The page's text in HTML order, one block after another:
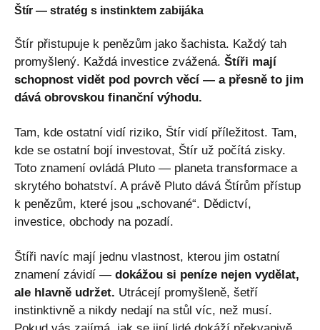
Štír — stratég s instinktem zabijáka
Štír přistupuje k penězům jako šachista. Každý tah
promyšlený. Každá investice zvážená. Štíři mají
schopnost vidět pod povrch věcí — a přesně to jim
dává obrovskou finanční výhodu.
Tam, kde ostatní vidí riziko, Štír vidí příležitost. Tam,
kde se ostatní bojí investovat, Štír už počítá zisky.
Toto znamení ovládá Pluto — planeta transformace a
skrytého bohatství. A právě Pluto dává Štírům přístup
k penězům, které jsou „schované“. Dědictví,
investice, obchody na pozadí.
Štíři navíc mají jednu vlastnost, kterou jim ostatní
znamení závidí — dokážou si peníze nejen vydělat,
ale hlavně udržet. Utrácejí promyšleně, šetří
instinktivně a nikdy nedají na stůl víc, než musí.